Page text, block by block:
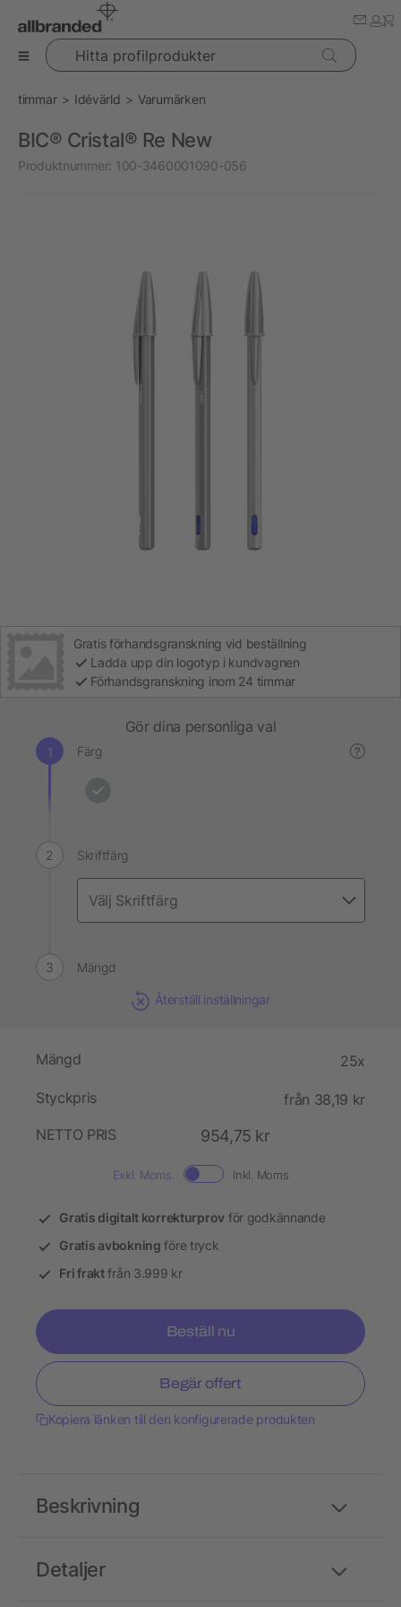
Hitta profilprodukter
timmar Idévärld Varumärken
BIC® Cristal® Re New
Produktnummer: 100-3460001090-056
Gratis förhandsgranskning vid beställning
Ladda upp din logotyp i kundvagnen
Förhandsgranskning inom 24 timmar
Gör dina personliga val
Färg ?
Skriftfärg
Mängd
Återställ inställningar
Mängd 25x
Styckpris
från 38,19 kr
NETTO PRIS
954,75 kr
Exkl. Moms. Inkl. Moms
Gratis digitalt korrekturprov för godkännande
Gratis avbokning före tryck
Fri fraktfrån 3.999 kr
Beställ nu
Begär offert
Kopiera länken till den konfigurerade produkten
Detaljer
Beskrivning